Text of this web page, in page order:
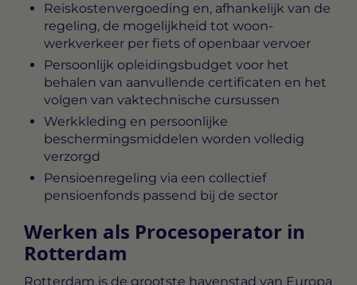
Reiskostenvergoeding en, afhankelijk van de
regeling, de mogelijkheid tot woon-
werkverkeer per fiets of openbaar vervoer
Persoonlijk opleidingsbudget voor het
behalen van aanvullende certificaten en het
volgen van vaktechnische cursussen
Werkkleding en persoonlijke
beschermingsmiddelen worden volledig
verzorgd
Pensioenregeling via een collectief
pensioenfonds passend bij de sector
Werken als Procesoperator in
Rotterdam
Rotterdam is de grootste havenstad van Europa